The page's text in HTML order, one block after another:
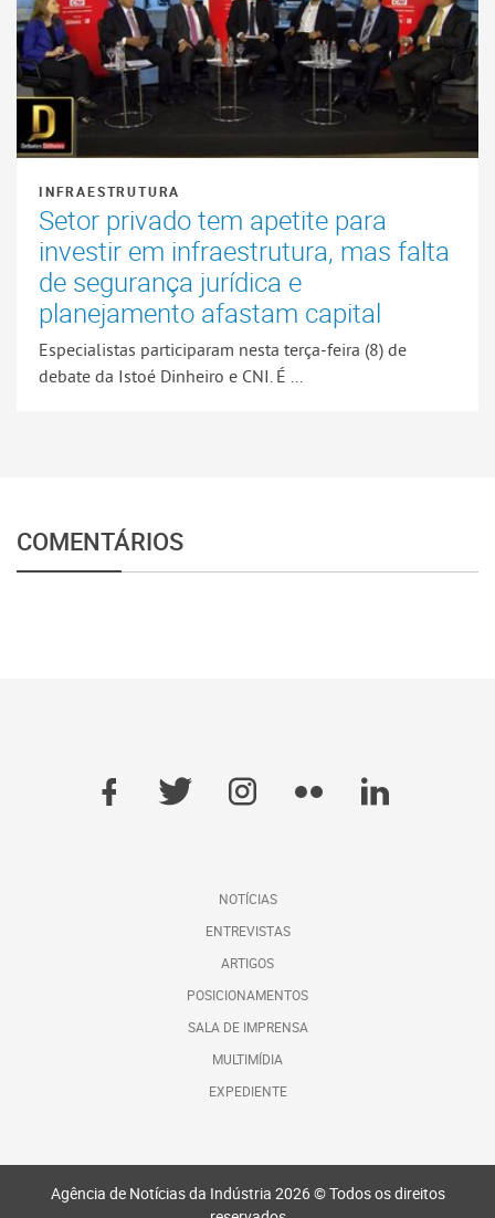
INFRAESTRUTURA
Setor privado tem apetite para
investir em infraestrutura, mas falta
de segurança jurídica e
planejamento afastam capital
Especialistas participaram nesta terça-feira (8) de
debate da Istoé Dinheiro e CNI. É ...
COMENTÁRIOS
NOTÍCIAS
ENTREVISTAS
ARTIGOS
POSICIONAMENTOS
SALA DE IMPRENSA
MULTIMÍDIA
EXPEDIENTE
Agência de Notícias da Indústria 2026 © Todos os direitos